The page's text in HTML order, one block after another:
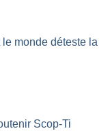
monde déteste la
Scop-Ti